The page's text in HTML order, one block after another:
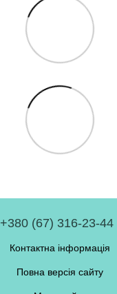
+380 (67) 316-23-44
Контактна інформація
Повна версія сайту